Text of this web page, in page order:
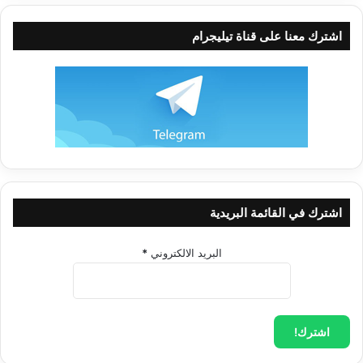
الجسد وسينقطع عملها وترقد رقدة طويلة الأمد تنتهي بها يوم البعث
والنشور يوم يقرن الله هذه النفس إلى جسدها ثانية ويعيد إليها
الروح، وهنالك تقف بين يدي ربِّها لتؤدي حساباً دقيقاً عمَّا قدَّمت من
أعمال وتوفَّى كل نفس بما كسبت وهناك الحسرة والسوء على
{وَلَوْ تَرَى إِذْ وُقِفُوا عَلَى النَّارِ فَقَالُوا يَالَيْتَنَا نُرَدُّ وَلاَ نُكَذِّبَ بِآيَاتِ رَبِّنَا
وَنَكُونَ مِنَ الْمُؤْمِنِينَ}سورة الأنعام: الآية (27).
غداً.(ثُمَّ إِلَيْهِ تُرْجَعُونَ): للمحاكمة والسؤال والحساب.
كما أن هذه الآية الكريمة تذكِّرنا أيضاً:
اشترك معنا على قناة تيليجرام
اشترك في القائمة البريدية
البريد الالكتروني *